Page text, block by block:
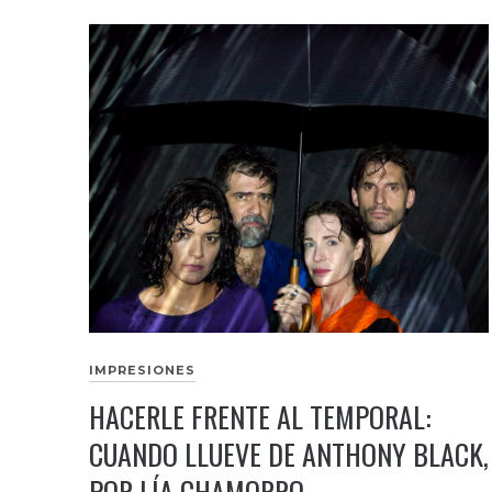
IMPRESIONES
HACERLE FRENTE AL TEMPORAL:
CUANDO LLUEVE DE ANTHONY BLACK,